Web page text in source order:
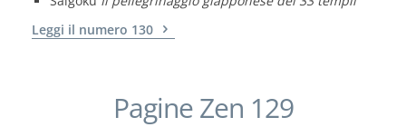
Leggi il numero 130
Pagine Zen 129